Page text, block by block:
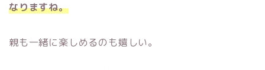
なりますね。
親も一緒に楽しめるのも嬉しい。